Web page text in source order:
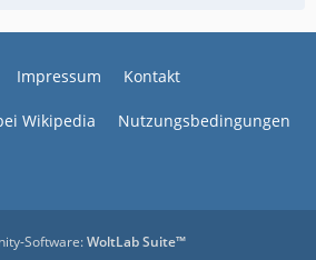
Impressum Kontakt
Wikipedia Nutzungsbedingungen
Software:WoltLab Suite™